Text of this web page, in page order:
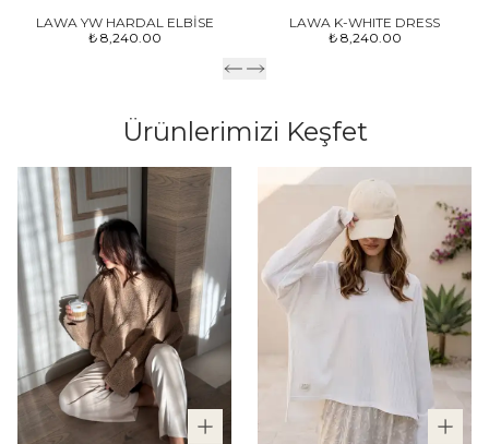
LAWA YW HARDAL ELBİSE
₺ 8,240.00
LAWA K-WHITE DRESS
₺ 8,240.00
Ürünlerimizi Keşfet